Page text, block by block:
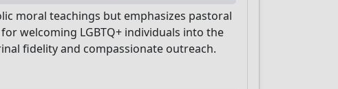
moral teachings but emphasizes pastoral
welcoming LGBTQ+ individuals into the
fidelity and compassionate outreach.